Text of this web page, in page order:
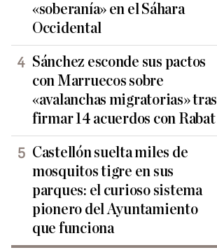
«soberanía» en el Sáhara
Occidental
Sánchez esconde sus pactos
con Marruecos sobre
«avalanchas migratorias» tras
firmar 14 acuerdos con Rabat
Castellón suelta miles de
mosquitos tigre en sus
parques: el curioso sistema
pionero del Ayuntamiento
que funciona